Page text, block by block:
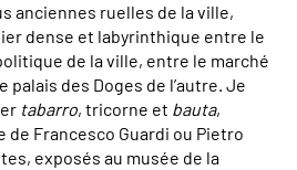
anciennes ruelles de la ville,
dense et labyrinthique entre le
de la ville, entre le marché
palais des Doges de l’autre. Je
tabarro, tricorne et bauta,
de Francesco Guardi ou Pietro
exposés au musée de la